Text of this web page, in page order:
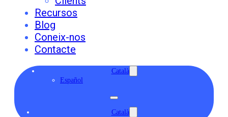
Recursos
Blog
Coneix-nos
Contacte
Català
Español
Català